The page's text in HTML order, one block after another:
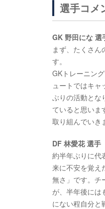
選手コメ
GK 野田にな 選
まず、たくさん
す。
GKトレーニン
ュートではキ
ぶりの活動とな
ていると思いま
取り組んでいき
DF 林愛花 選手
約半年ぶりに代
来に不安を覚え
無さ」です。チ
が、半年後には
にない程自分と